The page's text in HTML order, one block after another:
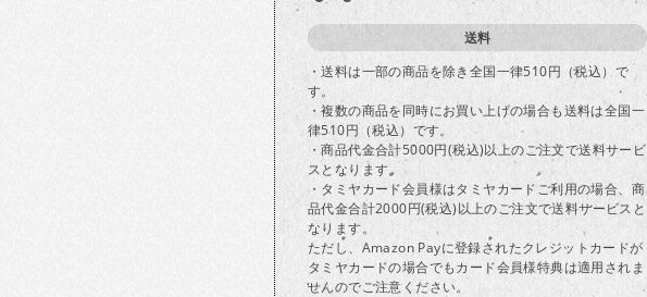
送料
・送料は一部の商品を除き全国一律510円（税込）で
す。
・複数の商品を同時にお買い上げの場合も送料は全国一
律510円（税込）です。
・商品代金合計5000円(税込)以上のご注文で送料サービ
スとなります。
・タミヤカード会員様はタミヤカードご利用の場合、商
品代金合計2000円(税込)以上のご注文で送料サービスと
なります。
ただし、Amazon Payに登録されたクレジットカードが
タミヤカードの場合でもカード会員様特典は適用されま
せんのでご注意ください。